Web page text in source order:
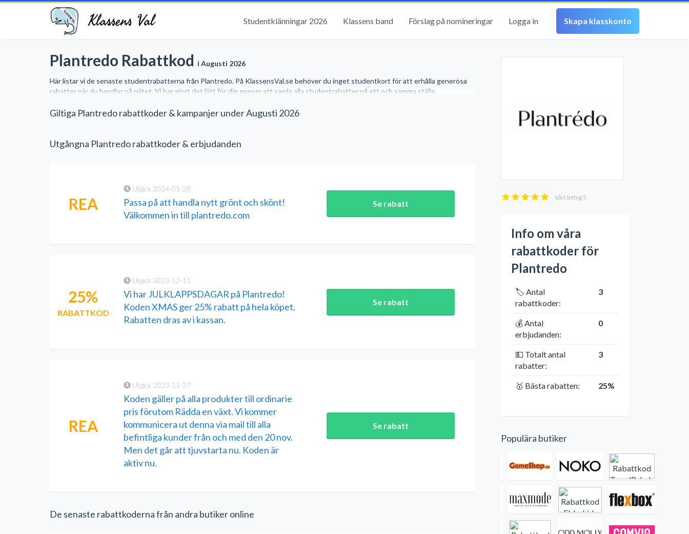
Klassens Val Studentklänningar 2026 Klassens band Förslag på nomineringar Logga in Skapa klasskonto
Plantredo Rabattkod i Augusti 2026
Här listar vi de senaste studentrabatterna från Plantredo. På KlassensVal.se behöver du inget studentkort för att erhålla generösa
rabatter när du handlar på nätet. Vi har gjort det lätt för dig genom att samla alla studentrabatter på ett och samma ställe.
Giltiga Plantredo rabattkoder & kampanjer under Augusti 2026
Utgångna Plantredo rabattkoder & erbjudanden
Utgick 2024-01-28
REA
Passa på att handla nytt grönt och skönt!
Välkommen in till plantredo.com
Se rabatt
Utgick 2023-12-11
25%
RABATTKOD
Vi har JULKLAPPSDAGAR på Plantredo!
Koden XMAS ger 25% rabatt på hela köpet.
Rabatten dras av i kassan.
Se rabatt
Utgick 2023-11-27
REA
Koden gäller på alla produkter till ordinarie
pris förutom Rädda en växt. Vi kommer
kommunicera ut denna via mail till alla
befintliga kunder från och med den 20 nov.
Men det går att tjuvstarta nu. Koden är
aktiv nu.
Se rabatt
De senaste rabattkoderna från andra butiker online
Vårt betyg 5
Info om våra
rabattkoder för
Plantredo
🏷️ Antal
rabattkoder:
3
💰 Antal
erbjudanden:
0
💵 Totalt antal
rabatter:
3
🥇 Bästa rabatten: 25%
Populära butiker